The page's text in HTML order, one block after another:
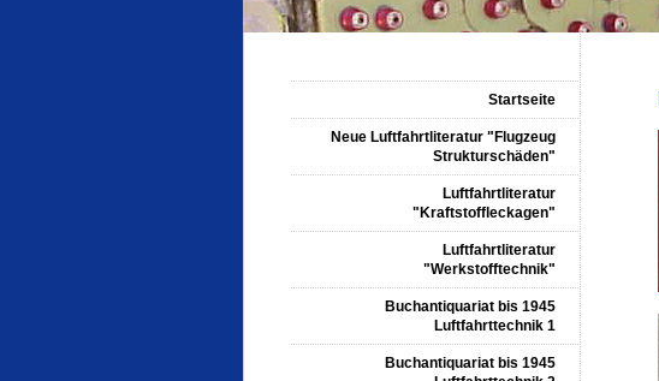
Startseite
Neue Luftfahrtliteratur "Flugzeug
Strukturschäden"
Luftfahrtliteratur
"Kraftstoffleckagen"
Luftfahrtliteratur
"Werkstofftechnik"
Buchantiquariat bis 1945
Luftfahrttechnik 1
Buchantiquariat bis 1945